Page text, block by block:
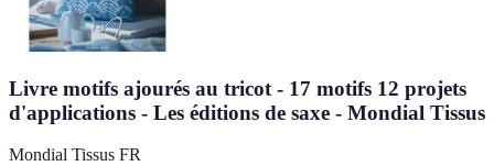
Livre motifs ajourés au tricot - 17 motifs 12 projets
d'applications - Les éditions de saxe - Mondial Tissus
Mondial Tissus FR